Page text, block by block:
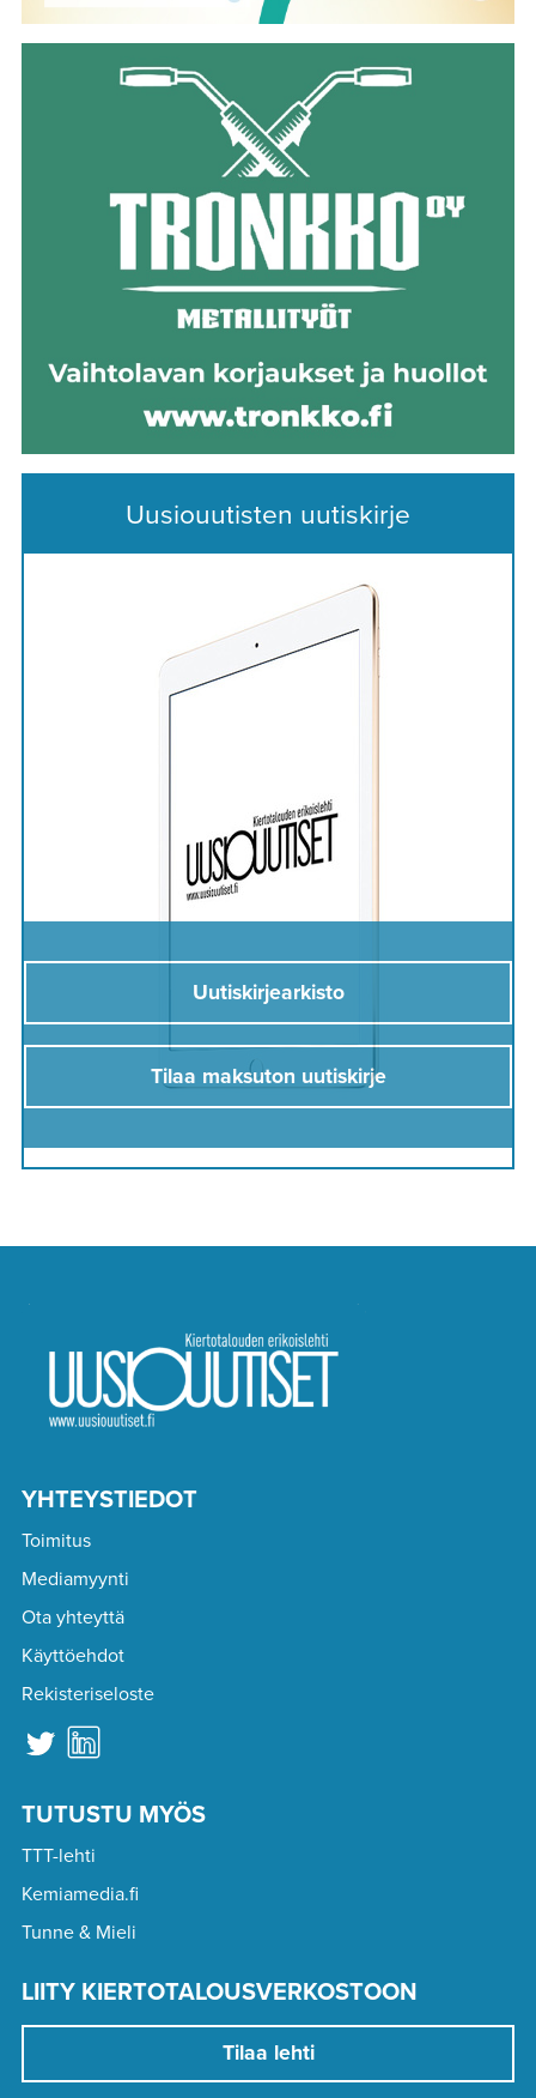
Uusiouutisten uutiskirje
Uutiskirjearkisto
Tilaa maksuton uutiskirje
YHTEYSTIEDOT
Toimitus
Mediamyynti
Ota yhteyttä
Käyttöehdot
Rekisteriseloste
TUTUSTU MYÖS
TTT-lehti
Kemiamedia.fi
Tunne & Mieli
LIITY KIERTOTALOUSVERKOSTOON
Tilaa lehti